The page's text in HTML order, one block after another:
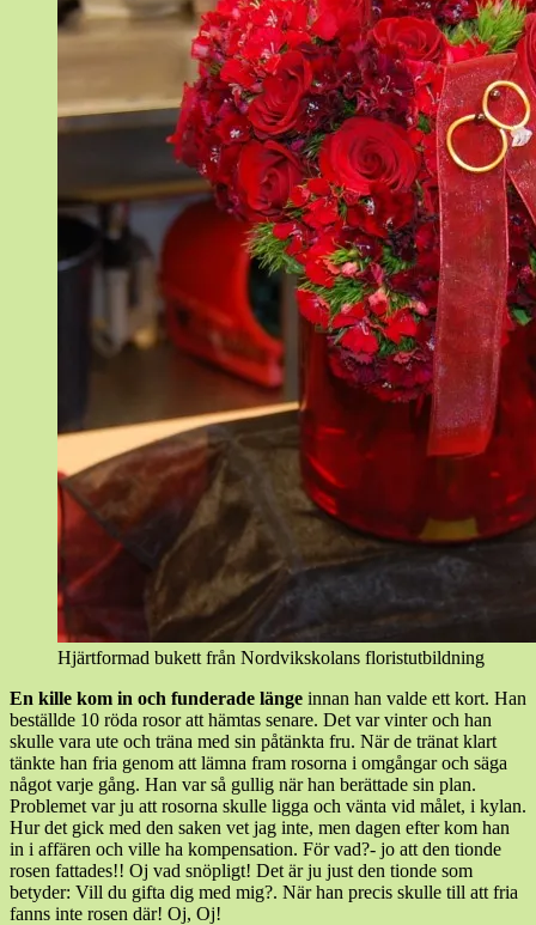
Hjärtformad bukett från Nordvikskolans floristutbildning
En kille kom in och funderade länge innan han valde ett kort. Han
beställde 10 röda rosor att hämtas senare. Det var vinter och han
skulle vara ute och träna med sin påtänkta fru. När de tränat klart
tänkte han fria genom att lämna fram rosorna i omgångar och säga
något varje gång. Han var så gullig när han berättade sin plan.
Problemet var ju att rosorna skulle ligga och vänta vid målet, i kylan.
Hur det gick med den saken vet jag inte, men dagen efter kom han
in i affären och ville ha kompensation. För vad?- jo att den tionde
rosen fattades!! Oj vad snöpligt! Det är ju just den tionde som
betyder: Vill du gifta dig med mig?. När han precis skulle till att fria
fanns inte rosen där! Oj, Oj!